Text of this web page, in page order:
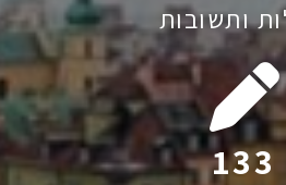
ותשובות
194